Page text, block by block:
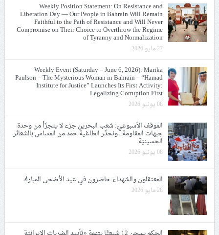
Weekly Position Statement: On Resistance and
Liberation Day — Our People in Bahrain Will Remain
Faithful to the Path of Resistance and Will Never
Compromise on Their Choice to Overthrow the Regime
of Tyranny and Normalization
27 مايو 2026
Weekly Event (Saturday – June 6, 2026): Marika
Paulson – The Mysterious Woman in Bahrain – “Hamad
Institute for Justice” Launches Its First Activity:
Legalizing Corruption First
08 يونيو 2026
الموقف الأسبوعيّ: شعب البحرين جزء لا يتجزّأ من وحدة
جبهات المقاومة.. ونحذّر الطاغية حمد من المساس بالشعائر
الحسينيّة
08 يونيو 2026
المعتقلون والشهداء حاضرون في عيد الأضحى المبارك
28 مايو 2026